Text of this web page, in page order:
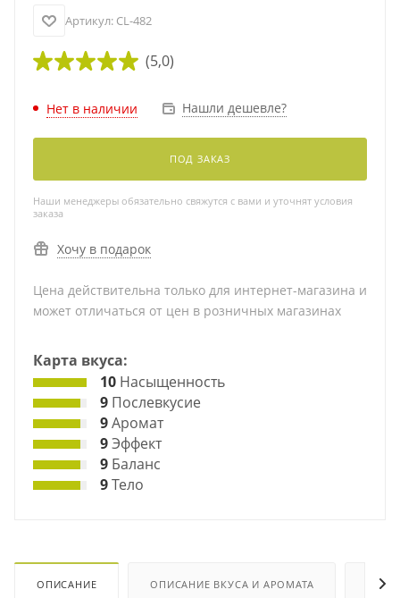
Артикул: CL-482
(5,0)
Нет в наличии Нашли дешевле?
ПОД ЗАКАЗ
Наши менеджеры обязательно свяжутся с вами и уточнят условия
заказа
Хочу в подарок
Цена действительна только для интернет-магазина и
может отличаться от цен в розничных магазинах
Карта вкуса:
10 Насыщенность
9 Послевкусие
9Аромат
9Эффект
9 Баланс
9Тело
ОПИСАНИЕ ОПИСАНИЕ ВКУСА И АРОМАТА